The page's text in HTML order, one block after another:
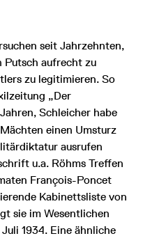
seit Jahrzehnten,
Putsch aufrecht zu
zu legitimieren. So
„Der
Schleicher habe
einen Umsturz
ausrufen
u.a. Röhms Treffen
François-Poncet
Kabinettsliste von
sie im Wesentlichen
1934. Eine ähnliche